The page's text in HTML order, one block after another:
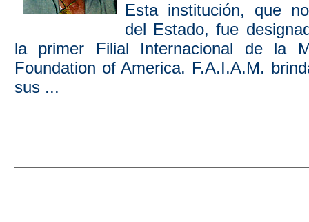
Esta institución, que
del Estado, fue
la primer Filial Internacional de la
Foundation of America. F.A.I.A.M.
sus ...